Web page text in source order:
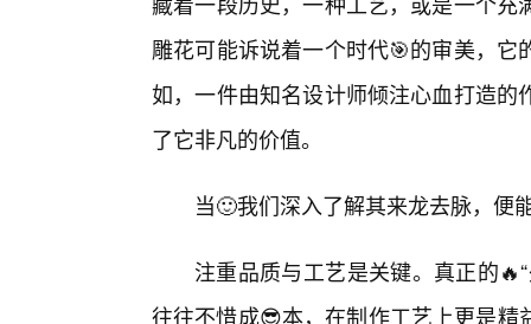
雕花可能诉说着一个时代🎯的审美，
如，一件由知名设计师倾注心血打造
了它非凡的价值。
当🙂我们深入了解其来龙去脉，便
注重品质与工艺是关键。真正的
往往不惜成😎本，在制作工艺上更是